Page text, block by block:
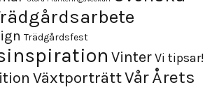
Trädgårdsfest
VinterVi tipsar!
VäxtporträttVårÅrets